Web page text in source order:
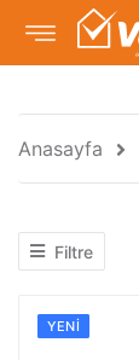
Anasayfa
Filtre
YENI